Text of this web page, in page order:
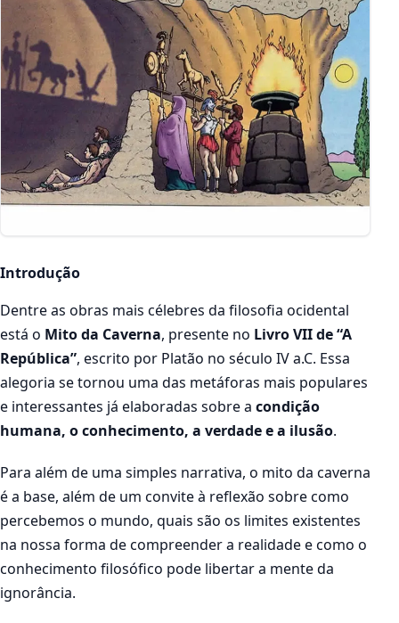
Introdução
Dentre as obras mais célebres da filosofia ocidental
está o Mito da Caverna, presente no Livro VII de “A
República”, escrito por Platão no século IV a.C. Essa
alegoria se tornou uma das metáforas mais populares
e interessantes já elaboradas sobre a condição
humana, o conhecimento, a verdade e a ilusão.
Para além de uma simples narrativa, o mito da caverna
é a base, além de um convite à reflexão sobre como
percebemos o mundo, quais são os limites existentes
na nossa forma de compreender a realidade e como o
conhecimento filosófico pode libertar a mente da
ignorância.